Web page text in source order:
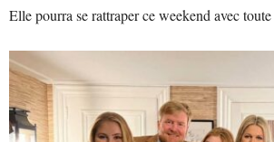
Elle pourra se rattraper ce weekend avec